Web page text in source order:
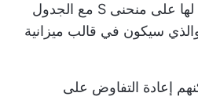
تراكب النفقات المخطط لها على منحنى S مع الجدول
سيكون في قالب ميزانية
إعادة التفاوض على